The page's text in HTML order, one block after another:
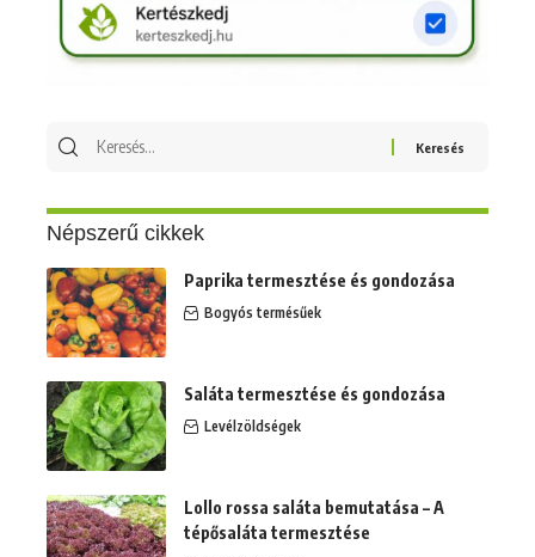
Keresés
Népszerű cikkek
Paprika termesztése és gondozása
Bogyós termésűek
Saláta termesztése és gondozása
Levélzöldségek
Lollo rossa saláta bemutatása – A
tépősaláta termesztése